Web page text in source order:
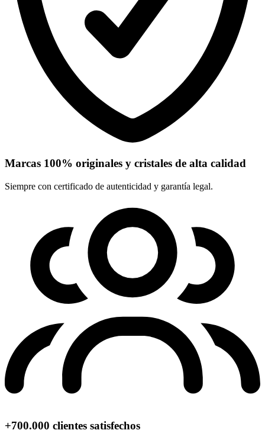
Marcas 100% originales y cristales de alta calidad
Siempre con certificado de autenticidad y garantía legal.
+700.000 clientes satisfechos